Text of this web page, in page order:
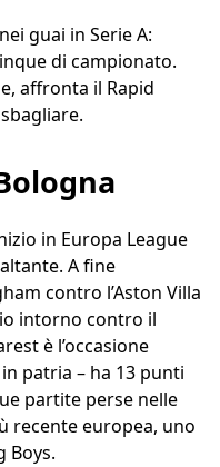
guai in Serie A:
di campionato.
affronta il Rapid
in Europa League
A fine
contro l’Aston Villa
intorno contro il
è l’occasione
patria – ha 13 punti
partite perse nelle
recente europea, uno
Boys.